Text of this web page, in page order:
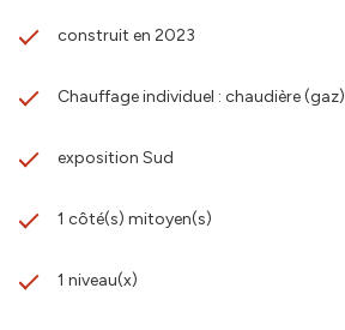
construit en 2023
Chauffage individuel : chaudière (gaz)
exposition Sud
1 côté(s) mitoyen(s)
1 niveau(x)